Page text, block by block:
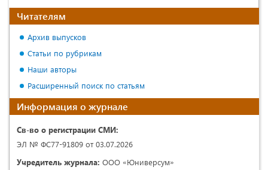
Читателям
Архив выпусков
Статьи по рубрикам
Наши авторы
Расширенный поиск по статьям
Информация о журнале
Св-во о регистрации СМИ:
ЭЛ № ФС77-91809 от 03.07.2026
Учредитель журнала: ООО «Юниверсум»